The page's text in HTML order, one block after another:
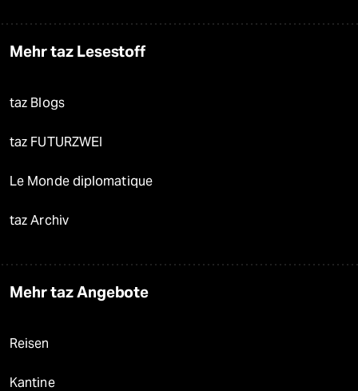
Mehr taz Lesestoff
taz Blogs
taz FUTURZWEI
Le Monde diplomatique
taz Archiv
Mehr taz Angebote
Reisen
Kantine